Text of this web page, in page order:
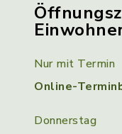
Nur mit Termin
Online-
Donnerstag